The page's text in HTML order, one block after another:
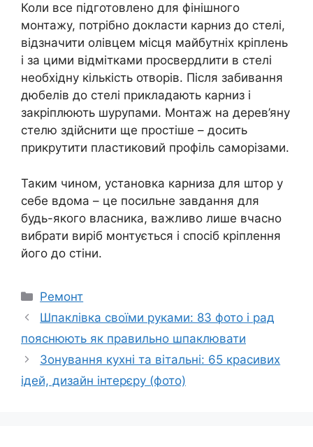
Коли все підготовлено для фінішного
монтажу, потрібно докласти карниз до стелі,
відзначити олівцем місця майбутніх кріплень
і за цими відмітками просвердлити в стелі
необхідну кількість отворів. Після забивання
дюбелів до стелі прикладають карниз і
закріплюють шурупами. Монтаж на дерев’яну
стелю здійснити ще простіше – досить
прикрутити пластиковий профіль саморізами.
Таким чином, установка карниза для штор у
себе вдома – це посильне завдання для
будь-якого власника, важливо лише вчасно
вибрати виріб монтується і спосіб кріплення
його до стіни.
Категорії
Ремонт
Шпаклівка своїми руками: 83 фото і рад
пояснюють як правильно шпаклювати
Зонування кухні та вітальні: 65 красивих
ідей, дизайн інтерєру (фото)